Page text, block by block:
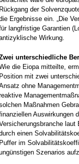
Rückgang der
Ergebnisse ein. „Die
langfristige Garantien
Wirkung.
unterschiedliche
die Eiopa mitteilte,
Position mit zwei
ohne
Maßnahmen
Auswirkungen
einen
Puffer im
Szenarios